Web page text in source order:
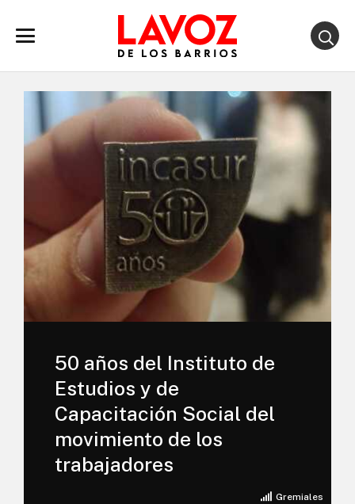
Gremiales
50 años del Instituto de
Estudios y de
Capacitación Social del
movimiento de los
trabajadores